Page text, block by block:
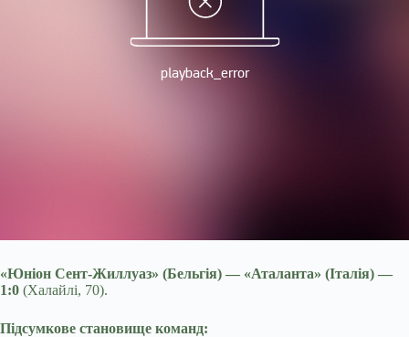
«Юніон Сент-Жиллуаз» (Бельгія) — «Аталанта» (Італія) —
1:0 (Халайлі, 70).
Підсумкове становище команд: